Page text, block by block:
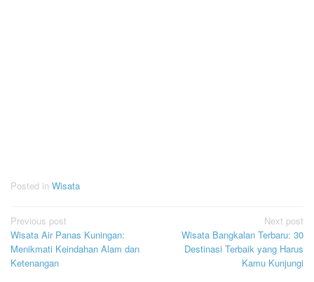
Posted in Wisata
Post
navigation
Previous post
Wisata Air Panas Kuningan:
Menikmati Keindahan Alam dan
Ketenangan
Next post
Wisata Bangkalan Terbaru: 30
Destinasi Terbaik yang Harus
Kamu Kunjungi